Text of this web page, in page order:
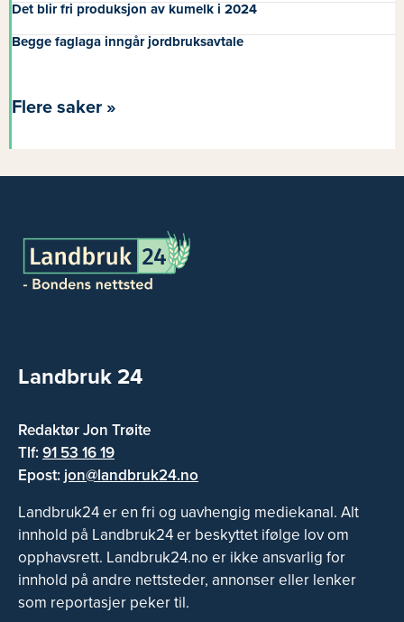
Det blir fri produksjon av kumelk i 2024
Begge faglaga inngår jordbruksavtale
Flere saker »
Landbruk 24
Redaktør Jon Trøite
Tlf:91 53 16 19
Epost: jon@landbruk24.no
Landbruk24 er en fri og uavhengig mediekanal. Alt
innhold på Landbruk24 er beskyttet ifølge lov om
opphavsrett. Landbruk24.no er ikke ansvarlig for
innhold på andre nettsteder, annonser eller lenker
som reportasjer peker til.